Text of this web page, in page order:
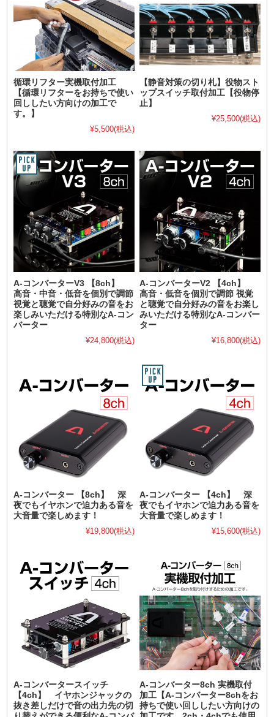
循環リフター実機取付加工
【循環リフターをお持ちで使い
回ししたい方向けの加工で
す。】
¥5,500(税込)
【静音対策の切り札】役物スト
ップスイッチ取付加工【役物停
止】
¥25,500(税込)
A-コンバーターV3 【8ch】
高音・中音・低音を個別で調節
視覚と聴覚で自分好みの音をお
楽しみいただける特別なA-コン
バーター
¥24,800(税込)
A-コンバーターV2 【4ch】
高音・低音を個別で調節 視覚
と聴覚で自分好みの音をお楽し
みいただける特別なA-コンバー
ター
¥16,800(税込)
A-コンバーター 【8ch】 深
夜でもイヤホンで迫力ある音を
大音量で楽しめます！
¥19,800(税込)
A-コンバーター 【4ch】 深
夜でもイヤホンで迫力ある音を
大音量で楽しめます！
¥15,600(税込)
A-コンバータースイッチ
【4ch】 イヤホンジャックの
抜き差しだけで音の出力先の切
A-コンバーター8ch 実機取付
加工【A-コンバーター8chをお
持ちで使い回ししたい方向けの